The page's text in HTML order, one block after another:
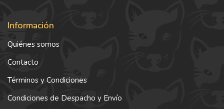
Información
Quiénes somos
Contacto
Términos y Condiciones
Condiciones de Despacho y Envío